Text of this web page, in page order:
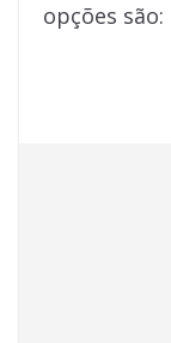
opções são: